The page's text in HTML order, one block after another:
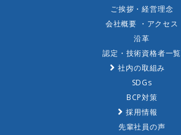
ご挨拶・経営理念
会社概要 ・アクセス
沿革
認定・技術資格者一覧
社内の取組み
SDGs
BCP対策
採用情報
先輩社員の声